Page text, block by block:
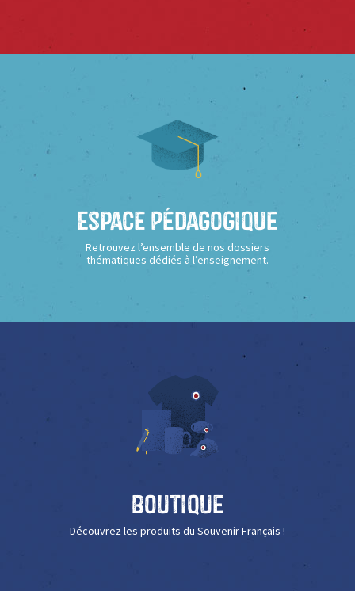
Espace Pédagogique
Retrouvez l’ensemble de nos dossiers
thématiques dédiés à l’enseignement.
Boutique
Découvrez les produits du Souvenir Français !